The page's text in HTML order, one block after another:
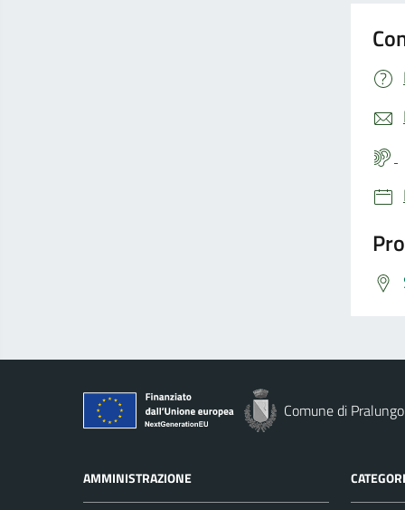
Comune di Pralungo
AMMINISTRAZIONE